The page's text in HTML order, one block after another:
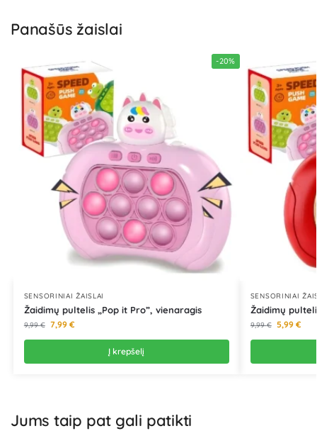
Panašūs žaislai
-20%
SENSORINIAI ŽAISLAI
Žaidimų pultelis „Pop it Pro”, vienaragis
9,99€ 7,99 €
Į krepšelį
SENSORINIAI
Žaidimų
9,99€ 5,99 €
Jums taip pat gali patikti